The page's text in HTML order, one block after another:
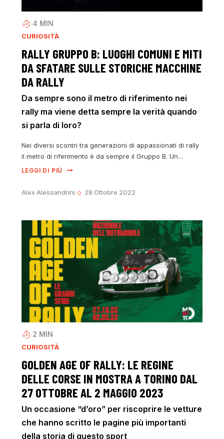
4 MIN
CURIOSITÀ
RALLY GRUPPO B: LUOGHI COMUNI E MITI
DA SFATARE SULLE STORICHE MACCHINE
DA RALLY
Da sempre sono il metro di riferimento nei
rally ma viene detta sempre la verità quando
si parla di loro?
Nei diversi scontri tra generazioni di appassionati di rally
il metro di riferimento è da sempre il Gruppo B. Un…
LEGGI DI PIÙ
Alex Alessandrini 28 Ottobre 2022
2 MIN
CURIOSITÀ
GOLDEN AGE OF RALLY: LE REGINE
DELLE CORSE IN MOSTRA A TORINO DAL
27 OTTOBRE AL 2 MAGGIO 2023
Un occasione “d’oro” per riscoprire le vetture
che hanno scritto le pagine più importanti
della storia di questo sport